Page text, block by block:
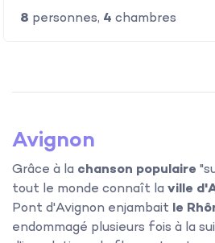
8 personnes, 4 chambres
Avignon
Grâce à la chanson populaire
tout le monde connaît la ville
Pont d'Avignon enjambait le
endommagé plusieurs fois à la